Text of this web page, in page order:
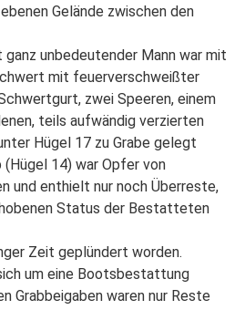
Gelände zwischen den
unbedeutender Mann war mit
mit feuerverschweißter
zwei Speeren, einem
teils aufwändig verzierten
Hügel 17 zu Grabe gelegt
(Hügel 14) war Opfer von
und enthielt nur noch Überreste,
Status der Bestatteten
Zeit geplündert worden.
um eine Bootsbestattung
Grabbeigaben waren nur Reste